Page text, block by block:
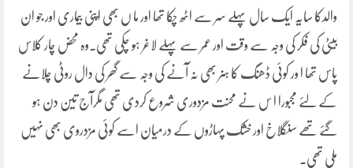
والدکا سایہ ایک سال پہلے سر سے اٹھ چکا تھا اور ما ں بھی اپنی بیماری اور جو ان
بیٹی کی فکر کی وجہ سے وقت اور عمر سے پہلے لاغر ہو چکی تھی۔وہ محض چار کلاس
پاس تھا ا ور کوئی ڈھنگ کا ہنر بھی نہ آنے کی وجہ سے گھر کی دال روٹی چلانے
کے لئے مجبورا ا س نے محنت مزدوری شروع کردی تھی مگرآج تین دن ہو
گئے تھے سنگلاخ اور خشک پہاڑوں کے درمیان اسے کوئی مزدروی بھی نہیں
ملی تھی۔